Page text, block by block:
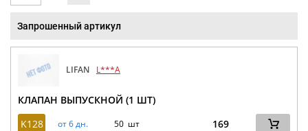
Запрошенный артикул
LIFAN L***A
КЛАПАН ВЫПУСКНОЙ (1 ШТ)
K128
от 6 дн. 50 шт 169